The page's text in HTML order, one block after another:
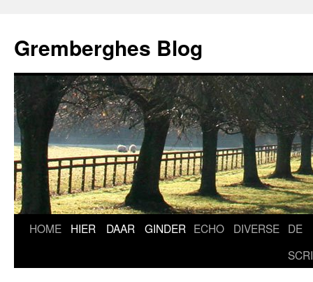
de
inhoud
Gremberghes Blog
HOME HIER DAAR GINDER ECHO DIVERSE DE